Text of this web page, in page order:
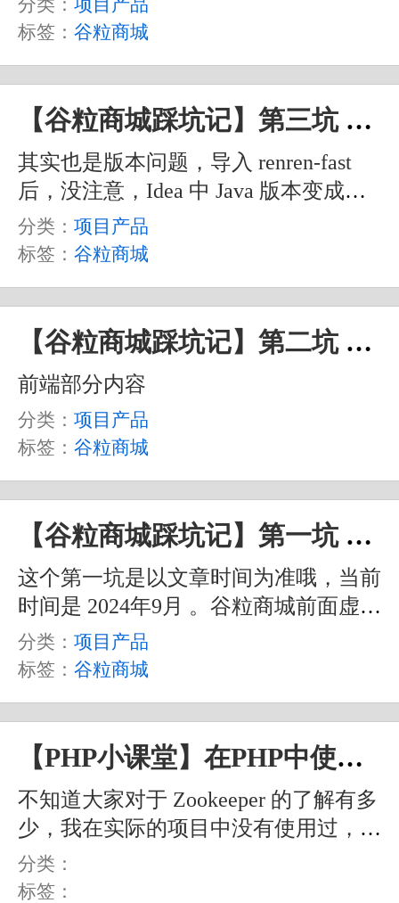
windows版本 Nacos ，如果是 Mac 电脑
分类： 项目产品
标签： 谷粒商城
【谷粒商城踩坑记】第三坑 renren-fast中maven爆红
其实也是版本问题，导入 renren-fast
后，没注意，Idea 中 Java 版本变成默
认的 22 了，需要手动切换到 1.8 ，同
时，和视频教程中其他项目一样，
本，也就是 3.6.1 这个也需要在 Idea 中
指定一下，不要使用 Idea 默认的高版
本的 Maven 。
分类： 项目产品
标签： 谷粒商城
【谷粒商城踩坑记】第二坑 renren-fast-vue的node-sass问题
前端部分内容
分类： 项目产品
标签： 谷粒商城
【谷粒商城踩坑记】第一坑 Docker镜像问题
这个第一坑是以文章时间为准哦，当前
时间是 2024年9月 。谷粒商城前面虚拟
机部分基本没什么问题，可能会有的就
是 YUM 换源的问题，毕竟 CentOS7 早
题。而在 Docker 部分，则是碰了一个
困扰了半天的问题。
分类： 项目产品
标签： 谷粒商城
【PHP小课堂】在PHP中使用Zookeeper
不知道大家对于 Zookeeper 的了解有多
少，我在实际的项目中没有使用过，但
是之前学过一点。因此，今天我们只来
看看 PHP 中关于 Zookeeper 的扩展相
分类：
标签：